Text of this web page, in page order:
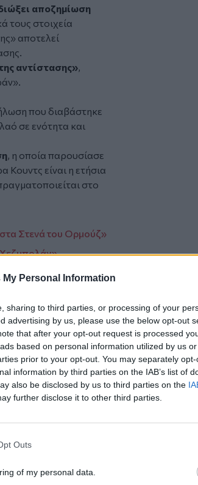
My Personal Information
sharing to third parties, or processing of your
advertising by us, please use the below opt-out
that after your opt-out request is processed
based on personal information utilized by us
prior to your opt-out. You may separately
information by third parties on the IAB’s list of
also be disclosed by us to third parties on the
further disclose it to other third parties.
Outs
of my personal data.
αποζημίωση
τους στοιχεία
αποτελεί
αντίστασης»,
που διαβάστηκε
σε ενότητα και
, η οποία παρουσίασε
Κουντς είναι η ετήσια
στο
Στενά του Ορμούζ»
Χεζμπολάχ»
και στοFacebook